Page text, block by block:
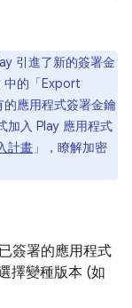
引進了新的簽署金
的 「Export
應用程式簽署金鑰
加入 Play 應用程式
計畫 」，瞭解加密
簽署的應用程式
擇變種版本 (如